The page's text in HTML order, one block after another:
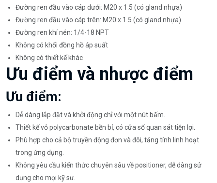
Đường ren đầu vào cáp dưới: M20 x 1.5 (có gland nhựa)
Đường ren đầu vào cáp trên: M20 x 1.5 (có gland nhựa)
Đường ren khí nén: 1/4-18 NPT
Không có khối đồng hồ áp suất
Không có thiết kế khác
Ưu điểm và nhược điểm
Ưu điểm:
Dễ dàng lắp đặt và khởi động chỉ với một nút bấm.
Thiết kế vỏ polycarbonate bền bỉ, có cửa sổ quan sát tiện lợi.
Phù hợp cho cả bộ truyền động đơn và đôi, tăng tính linh hoạt
trong ứng dụng.
Không yêu cầu kiến thức chuyên sâu về positioner, dễ dàng sử
dụng cho mọi kỹ sư.